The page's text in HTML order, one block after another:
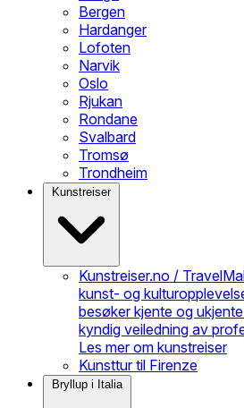
Bergen
Hardanger
Lofoten
Narvik
Oslo
Rjukan
Rondane
Svalbard
Tromsø
Trondheim
Kunstreiser
Kunstreiser.no /
kunst- og
besøker kjente og
kyndig veiledning av
Les mer om kunstreiser
Kunsttur til Firenze
Bryllup i Italia